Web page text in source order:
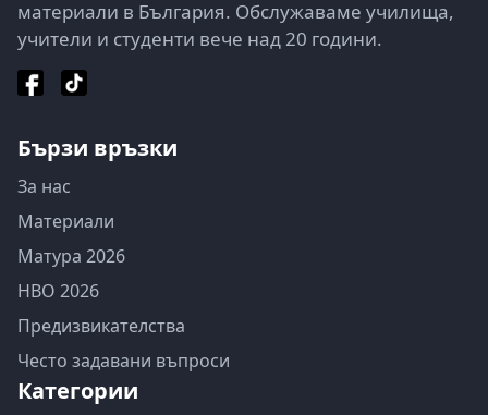
материали в България. Обслужаваме училища,
учители и студенти вече над 20 години.
Бързи връзки
За нас
Материали
Матура 2026
НВО 2026
Предизвикателства
Често задавани въпроси
Категории